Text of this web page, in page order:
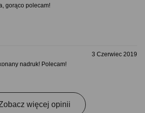
gorąco polecam!
3 Czerwiec 2019
nadruk! Polecam!
więcej opinii